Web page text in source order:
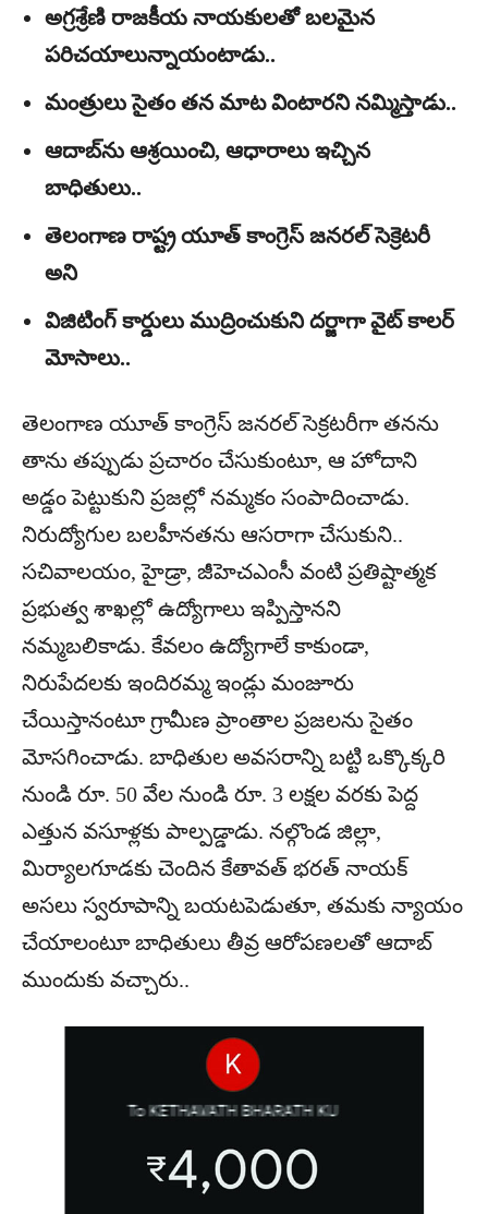
అగ్రశ్రేణి రాజకీయ నాయకులతో బలమైన
పరిచయాలున్నాయంటాడు..
మంత్రులు సైతం తన మాట వింటారని నమ్మిస్తాడు..
ఆదాబ్‌ను ఆశ్రయించి, ఆధారాలు ఇచ్చిన
బాధితులు..
తెలంగాణ రాష్ట్ర యూత్ కాంగ్రెస్ జనరల్ సెక్రెటరీ
అని
విజిటింగ్ కార్డులు ముద్రించుకుని దర్జాగా వైట్ కాలర్
మోసాలు..
తెలంగాణ యూత్ కాంగ్రెస్ జనరల్ సెక్రటరీగా తనను
తాను తప్పుడు ప్రచారం చేసుకుంటూ, ఆ హోదాని
అడ్డం పెట్టుకుని ప్రజల్లో నమ్మకం సంపాదించాడు.
నిరుద్యోగుల బలహీనతను ఆసరాగా చేసుకుని..
సచివాలయం, హైడ్రా, జీహెచఎంసీ వంటి ప్రతిష్టాత్మక
ప్రభుత్వ శాఖల్లో ఉద్యోగాలు ఇప్పిస్తానని
నమ్మబలికాడు. కేవలం ఉద్యోగాలే కాకుండా,
నిరుపేదలకు ఇందిరమ్మ ఇండ్లు మంజూరు
చేయిస్తానంటూ గ్రామీణ ప్రాంతాల ప్రజలను సైతం
మోసగించాడు. బాధితుల అవసరాన్ని బట్టి ఒక్కొక్కరి
నుండి రూ. 50 వేల నుండి రూ. 3 లక్షల వరకు పెద్ద
ఎత్తున వసూళ్లకు పాల్పడ్డాడు. నల్గొండ జిల్లా,
మిర్యాలగూడకు చెందిన కేతావత్ భరత్ నాయక్
అసలు స్వరూపాన్ని బయటపెడుతూ, తమకు న్యాయం
చేయాలంటూ బాధితులు తీవ్ర ఆరోపణలతో ఆదాబ్
ముందుకు వచ్చారు..